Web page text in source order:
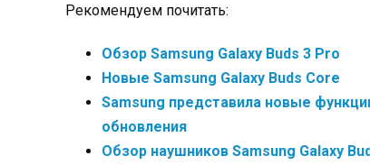
Рекомендуем почитать:
Обзор Samsung Galaxy Buds 3 Pro
Новые Samsung Galaxy Buds Core
Samsung представила новые
обновления
Обзор наушников Samsung Galaxy